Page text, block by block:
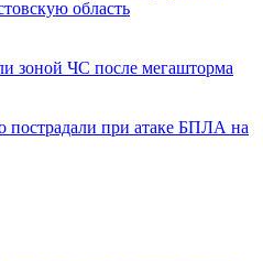
область
зоной ЧС после мегашторма
пострадали при атаке БПЛА на